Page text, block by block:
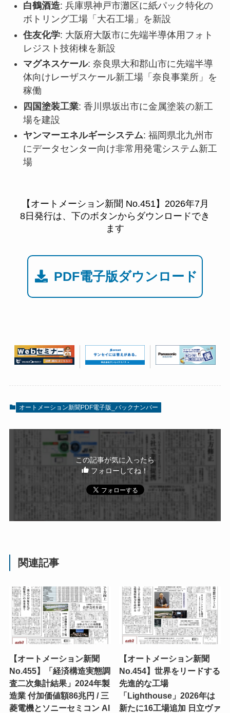
白鶴酒造: 兵庫県神戸市灘区に紙パック特化の
ボトリング工場「大石工場」を新設
住友化学: 大阪府大阪市に先端半導体用フォト
レジスト技術棟を新設
マグネスケール: 奈良県大和郡山市に先端半導
体向けレーザスケール新工場「奈良事業所」を
稼働
四国塗装工業: 香川県坂出市に金属塗装の新工
場を建設
ヤンマーエネルギーシステム: 福岡県北九州市
にデータセンター向け非常用発電システム新工
場
【オートメーション新聞 No.451】2026年7月
8日発行は、下のボタンからダウンロードでき
ます
PDF電子版ダウンロード
オートメーション新聞PDF電子版_バックナンバー
この記事が気に入ったら
フォローしてね！
関連記事
【オートメーション新聞
No.455】「経済構造実態調
査二次集計結果」2024年製
造業 付加価値額86兆円 / 三
菱電機とソニーセミコン AI
【オートメーション新聞
No.454】世界をリードする
先進的な工場
「Lighthouse」2026年は
新たに16工場追加 日立ヴァ